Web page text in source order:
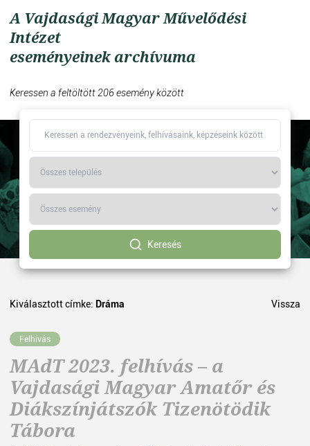
A Vajdasági Magyar Művelődési
Intézet
eseményeinek archívuma
Keressen a feltöltött 206 esemény között
Keresés
Kiválasztott címke: Dráma Vissza
Felhívás
MAdT 2023. felhívás – a
Vajdasági Magyar Amatőr és
Diákszínjátszók Tizenötödik
Tábora